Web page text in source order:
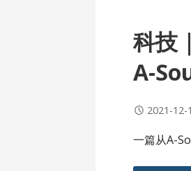
科技
A-
2021-12-
一篇从A-